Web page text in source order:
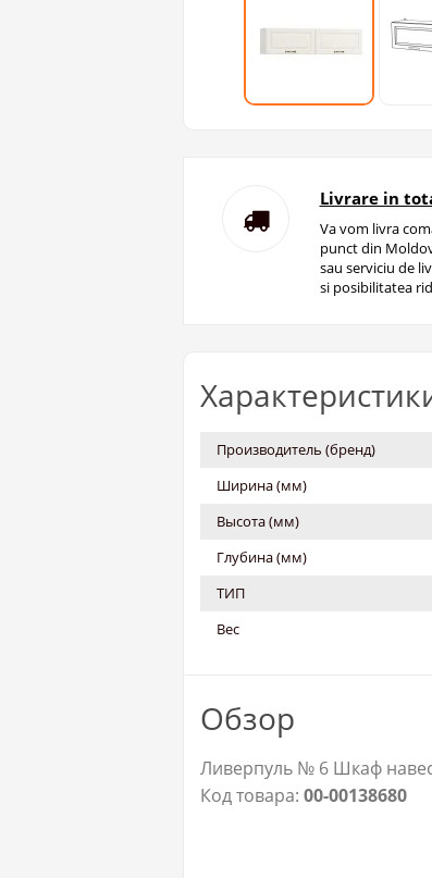
Livrare in
Va vom livra
punct din
sau serviciu de
si posibilitatea
Производитель (бренд)
Ширина (мм)
Высота (мм)
Глубина (мм)
ТИП
Вес
Обзор
Ливерпуль № 6 Шкаф
Код товара: 00-00138680